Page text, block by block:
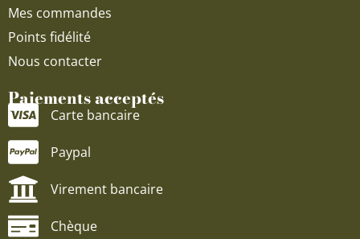
Mes commandes
Points fidélité
Nous contacter
Paiements acceptés
Carte bancaire
Paypal
Virement bancaire
Chèque